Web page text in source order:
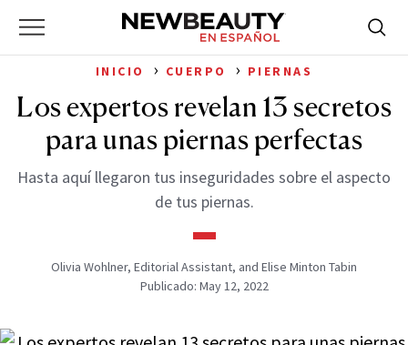
Primary
NewBeauty
for:
INICIO › CUERPO › PIERNAS
Los expertos revelan 13 secretos
para unas piernas perfectas
Hasta aquí llegaron tus inseguridades sobre el aspecto
de tus piernas.
Olivia Wohlner, Editorial Assistant, and Elise Minton Tabin
Publicado: May 12, 2022